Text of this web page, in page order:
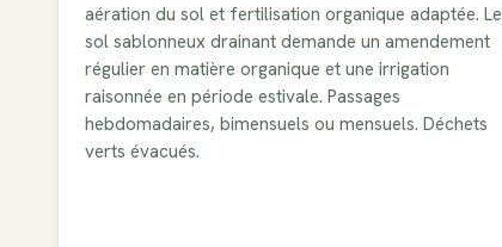
aération du sol et fertilisation organique adaptée. Le
sol sablonneux drainant demande un amendement
régulier en matière organique et une irrigation
raisonnée en période estivale. Passages
hebdomadaires, bimensuels ou mensuels. Déchets
verts évacués.